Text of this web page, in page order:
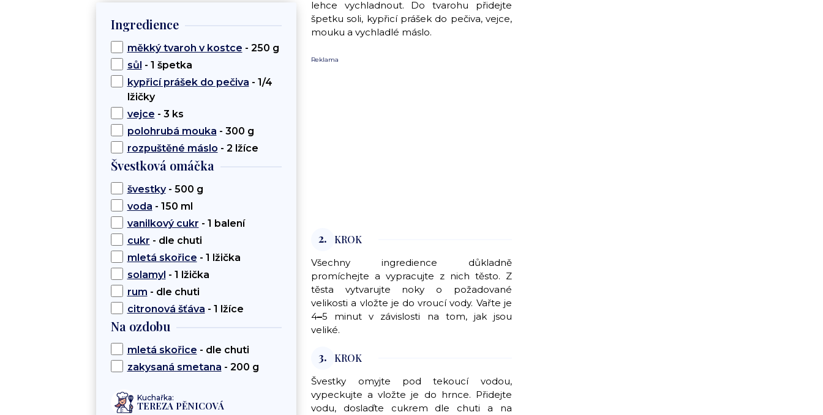
Ingredience
měkký tvaroh v kostce - 250 g
sůl - 1 špetka
kypřicí prášek do pečiva - 1/4
lžičky
vejce - 3 ks
polohrubá mouka - 300 g
rozpuštěné máslo - 2 lžíce
Švestková omáčka
švestky- 500 g
voda - 150 ml
vanilkový cukr - 1 balení
cukr - dle chuti
mletá skořice - 1 lžička
solamyl - 1 lžička
rum - dle chuti
citronová šťáva - 1 lžíce
Na ozdobu
mletá skořice - dle chuti
zakysaná smetana - 200 g
Kuchařka:
TEREZA PĚNICOVÁ
lehce vychladnout. Do tvarohu přidejte
špetku soli, kypřicí prášek do pečiva, vejce,
mouku a vychladlé máslo.
Reklama
2. KROK
Všechny ingredience důkladně
promíchejte a vypracujte z nich těsto. Z
těsta vytvarujte noky o požadované
velikosti a vložte je do vroucí vody. Vařte je
4–5 minut v závislosti na tom, jak jsou
veliké.
3. KROK
Švestky omyjte pod tekoucí vodou,
vypeckujte a vložte je do hrnce. Přidejte
vodu, doslaďte cukrem dle chuti a na